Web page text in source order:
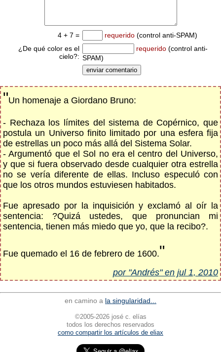
4 + 7 = requerido (control anti-SPAM)
¿De qué color es el
cielo?:
requerido (control anti-
SPAM)
"Un homenaje a Giordano Bruno:
- Rechaza los límites del sistema de Copérnico, que
postula un Universo finito limitado por una esfera fija
de estrellas un poco más allá del Sistema Solar.
- Argumentó que el Sol no era el centro del Universo,
y que si fuera observado desde cualquier otra estrella
no se vería diferente de ellas. Incluso especuló con
que los otros mundos estuviesen habitados.
Fue apresado por la inquisición y exclamó al oír la
sentencia: ?Quizá ustedes, que pronuncian mi
sentencia, tienen más miedo que yo, que la recibo?.
Fue quemado el 16 de febrero de 1600."
por "Andrés" en jul 1, 2010
en camino a la singularidad...
©2005-2026 josé c. elías
todos los derechos reservados
como compartir los artículos de eliax